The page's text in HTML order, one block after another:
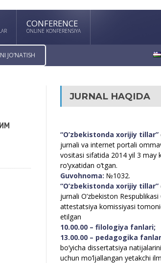
CONFERENCE
ONLINE KONFERENSIYA
JO’NATISH
JURNAL HAQIDA
“O’zbekistonda xorijiy tillar”
jurnali va internet portali
vositasi sifatida 2014 yil 3 may
ro’yxatidan o’tgan.
Guvohnoma: №1032.
“O’zbekistonda xorijiy tillar”
jurnali O’zbekiston Respublikasi
attestatsiya komissiyasi
etilgan
10.00.00 – filologiya fanlari;
13.00.00 – pedagogika
bo’yicha dissertatsiya
uchun mo’ljallangan yetakchi